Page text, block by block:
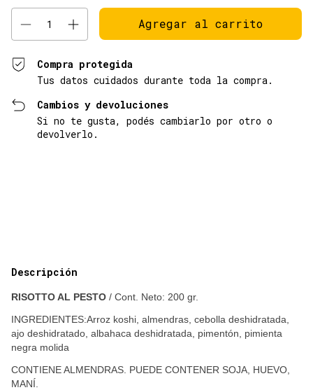
Compra protegida
Tus datos cuidados durante toda la compra.
Cambios y devoluciones
Si no te gusta, podés cambiarlo por otro o
devolverlo.
Descripción
RISOTTO AL PESTO / Cont. Neto: 200 gr.
INGREDIENTES:Arroz koshi, almendras, cebolla deshidratada,
ajo deshidratado, albahaca deshidratada, pimentón, pimienta
negra molida
CONTIENE ALMENDRAS. PUEDE CONTENER SOJA, HUEVO,
MANÍ.